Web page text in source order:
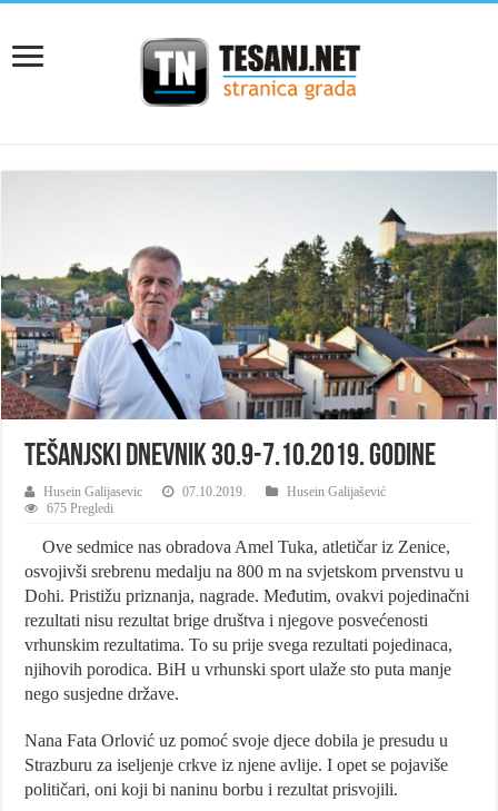
Tešanjski dnevnik 30.9-7.10.2019. godine
Husein Galijasevic 07.10.2019.
Husein Galijašević
675 Pregledi
Ove sedmice nas obradova Amel Tuka, atletičar iz Zenice,
osvojivši srebrenu medalju na 800 m na svjetskom prvenstvu u
Dohi. Pristižu priznanja, nagrade. Međutim, ovakvi pojedinačni
rezultati nisu rezultat brige društva i njegove posvećenosti
vrhunskim rezultatima. To su prije svega rezultati pojedinaca,
njihovih porodica. BiH u vrhunski sport ulaže sto puta manje
nego susjedne države.
Nana Fata Orlović uz pomoć svoje djece dobila je presudu u
Strazburu za iseljenje crkve iz njene avlije. I opet se pojaviše
političari, oni koji bi naninu borbu i rezultat prisvojili.